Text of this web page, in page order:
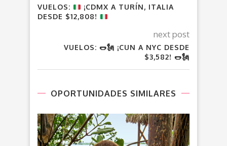
VUELOS:
¡CDMX A TURÍN, ITALIA
DESDE $12,808!
next post
VUELOS: 🌭🗽 ¡CUN A NYC DESDE
$3,582! 🌭🗽
OPORTUNIDADES SIMILARES